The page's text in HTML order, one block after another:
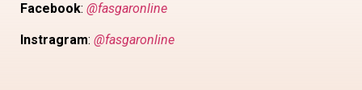
Facebook: @fasgaronline
Instragram: @fasgaronline